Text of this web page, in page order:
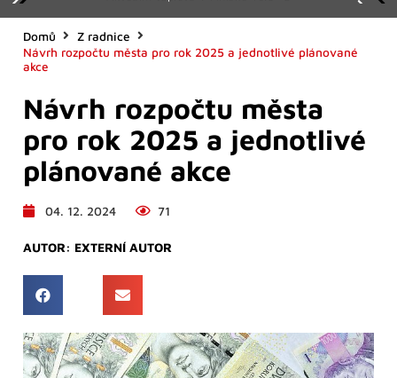
Domů
Z radnice
Návrh rozpočtu města pro rok 2025 a jednotlivé plánované
akce
Návrh rozpočtu města
pro rok 2025 a jednotlivé
plánované akce
04. 12. 2024 71
AUTOR: EXTERNÍ AUTOR